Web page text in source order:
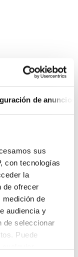
de anuncios
sus
con tecnologías
la
de ofrecer
medición de
audiencia y
de seleccionar
Puede